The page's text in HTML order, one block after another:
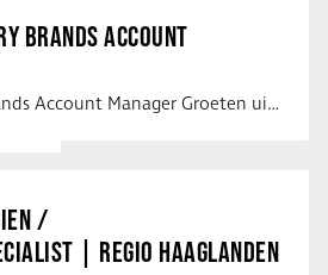
BRANDS ACCOUNT
Vacature Luxury Brands Account Manager Groeten uit Spanje! Vanaf mijn …
/
| REGIO HAAGLANDEN